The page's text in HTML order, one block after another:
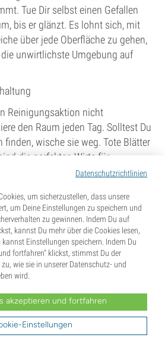
Tue Dir selbst einen Gefallen
bis er glänzt. Es lohnt sich, mit
über jede Oberfläche zu gehen,
unwirtlichste Umgebung auf
Reinigungsaktion nicht
den Raum jeden Tag. Solltest Du
finden, wische sie weg. Tote Blätter
die perfekten Wirte für
und entferne sie umgehend.
ab, um sicherzustellen, dass der
Desinfektionstücher
203
Reinigung
Datenschutzrichtlinien
um sicherzustellen, dass unsere
um Deine Einstellungen zu speichern und
zu gewinnen. Indem Du auf
kannst Du mehr über die Cookies lesen,
Einstellungen speichern. Indem Du
fortfahren" klickst, stimmst Du der
wie sie in unserer Datenschutz- und
wird.
akzeptieren und fortfahren
Einstellungen